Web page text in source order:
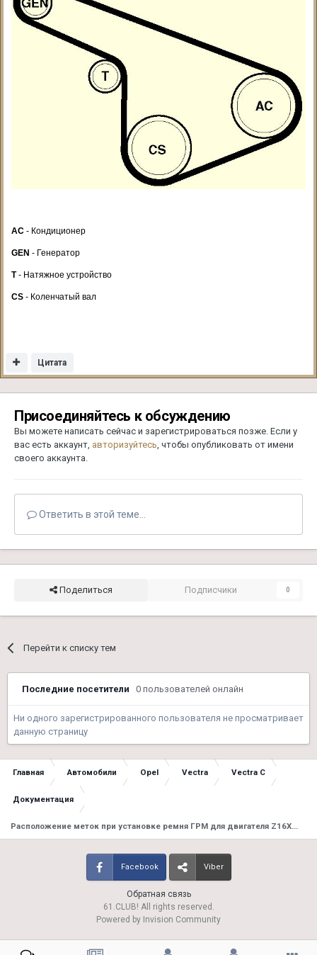
AC - Кондиционер
GEN - Генератор
T- Натяжное устройство
CS - Коленчатый вал
Цитата
Присоединяйтесь к обсуждению
Вы можете написать сейчас и зарегистрироваться позже. Если у
вас есть аккаунт, авторизуйтесь , чтобы опубликовать от имени
своего аккаунта.
Ответить в этой теме...
Поделиться Подписчики 0
Перейти к списку тем
Последние посетители 0 пользователей онлайн
Ни одного зарегистрированного пользователя не просматривает
данную страницу
Главная Автомобили Opel Vectra Vectra C
Документация
Расположение меток при установке ремня ГРМ для двигателя Z16XE, Z18XE
Обратная связь
Facebook Viber
61.CLUB! All rights reserved.
Powered by Invision Community